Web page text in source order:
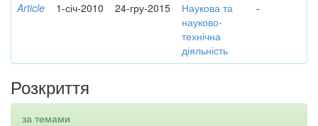
Article 1-січ-2010 24-гру-2015
Наукова та
науково-
технічна
діяльність
-
Розкриття
за темами